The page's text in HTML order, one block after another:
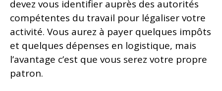
devez vous identifier auprès des autorités
compétentes du travail pour légaliser votre
activité. Vous aurez à payer quelques impôts
et quelques dépenses en logistique, mais
l’avantage c’est que vous serez votre propre
patron.